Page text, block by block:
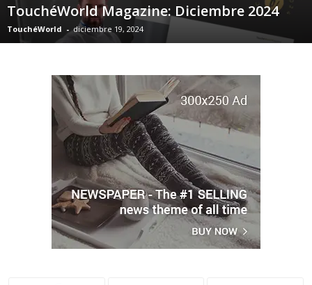
TouchéWorld Magazine: Diciembre 2024
TouchéWorld - diciembre 19, 2024